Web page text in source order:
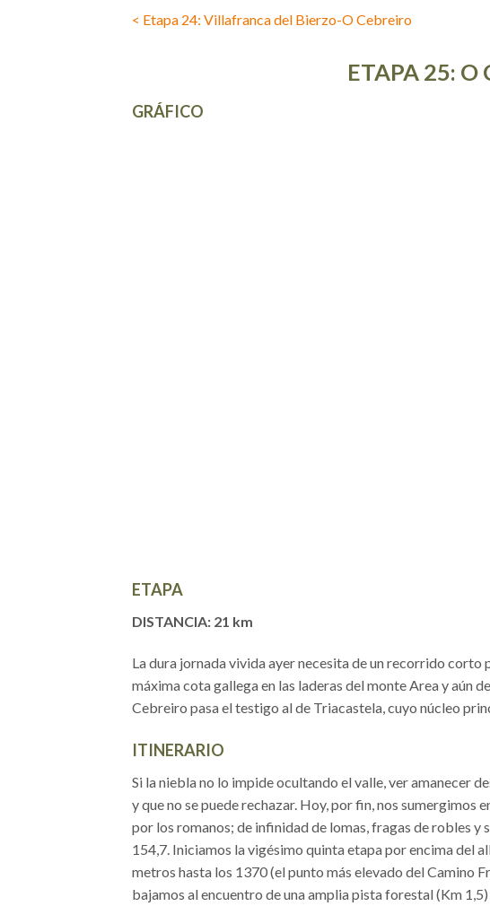
< Etapa 24: Villafranca del Bierzo-O Cebreiro
ETAPA 25: O
GRÁFICO
ETAPA
DISTANCIA: 21 km
La dura jornada vivida ayer necesita de un recorrido
máxima cota gallega en las laderas del monte Area y aún
Cebreiro pasa el testigo al de Triacastela, cuyo núcleo
ITINERARIO
Si la niebla no lo impide ocultando el valle, ver amanecer
y que no se puede rechazar. Hoy, por fin, nos sumergimos
por los romanos; de infinidad de lomas, fragas de robles
154,7. Iniciamos la vigésimo quinta etapa por encima del
metros hasta los 1370 (el punto más elevado del Camino
bajamos al encuentro de una amplia pista forestal (Km